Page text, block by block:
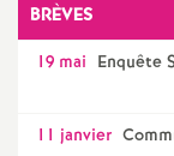
BRÈVES
19 mai Enquête
11 janvier